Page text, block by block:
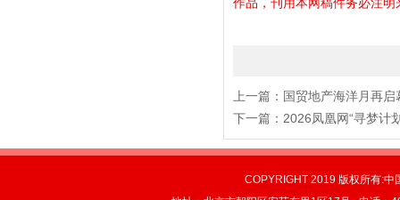
上一篇： 国贸地产海洋月再启
下一篇： 2026凤凰网“寻梦计
COPYRIGHT 2019 版权所有: